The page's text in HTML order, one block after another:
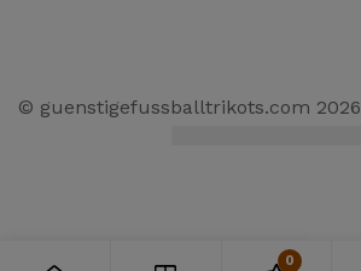
© guenstigefussballtrikots.com 2026
0